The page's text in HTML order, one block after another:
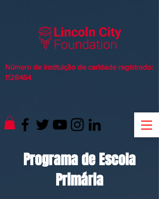
Número de instituição de caridade registrado:
1128464
Programa de Escola
Primária